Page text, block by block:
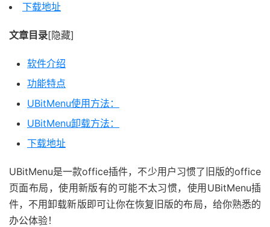
下载地址
文章目录[隐藏]
软件介绍
功能特点
UBitMenu使用方法：
UBitMenu卸载方法：
下载地址
UBitMenu是一款office插件，不少用户习惯了旧版的office
页面布局，使用新版有的可能不太习惯，使用UBitMenu插
件，不用卸载新版即可让你在恢复旧版的布局，给你熟悉的
办公体验！